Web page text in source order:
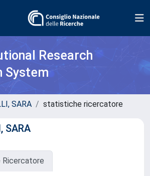
Research
System
SARA statistiche ricercatore
SARA
Ricercatore